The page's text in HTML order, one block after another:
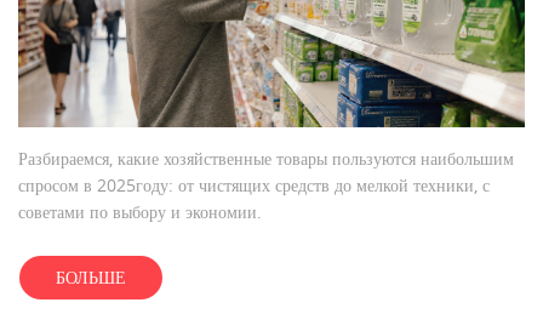
Разбираемся, какие хозяйственные товары пользуются наибольшим
спросом в 2025году: от чистящих средств до мелкой техники, с
советами по выбору и экономии.
БОЛЬШЕ